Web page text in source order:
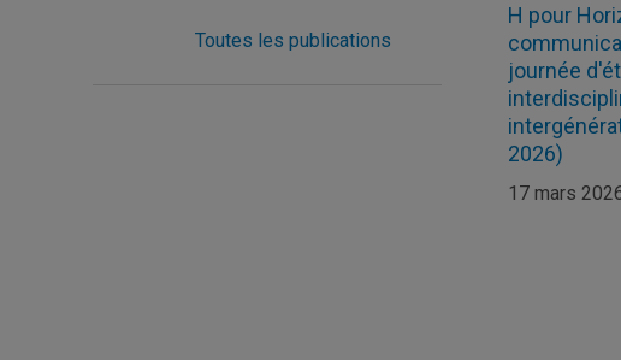
Toutes les publications
H pour
journée
2026)
17 mars